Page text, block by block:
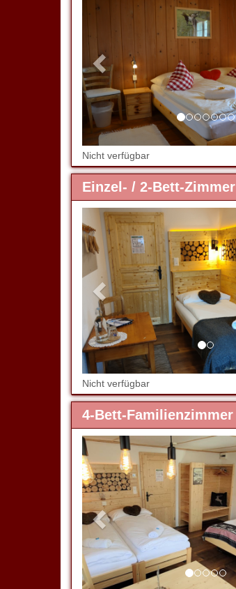
Nicht verfügbar
Einzel- / 2-Bett-Zimmer
Previous
Nicht verfügbar
4-Bett-Familienzimmer
Previous